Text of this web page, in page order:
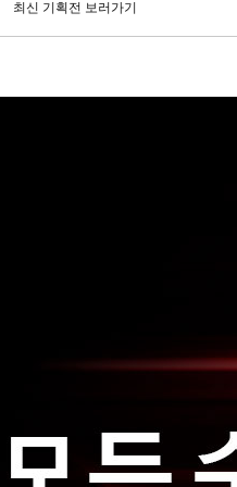
최신 기획전 보러가기